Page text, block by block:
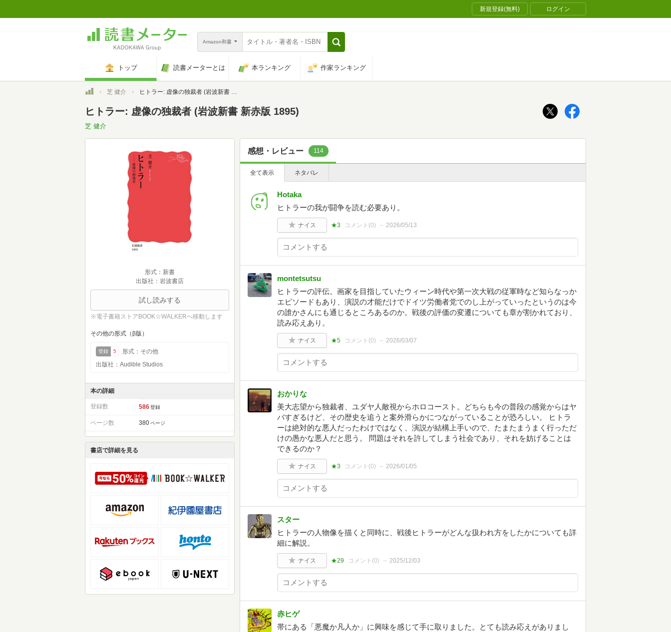
新規登録(無料) ログイン
Amazon和書
トップ 読書メーターとは 本ランキング 作家ランキング
トップ芝 健介 ヒトラー: 虚像の独裁者 (岩波新書 新赤版 1895)
ヒトラー: 虚像の独裁者 (岩波新書 新赤版 1895)
芝 健介
形式：新書
出版社：岩波書店
試し読みする
※電子書籍ストアBOOK☆WALKERへ移動します
その他の形式（β版）
登録 5
形式：その他
出版社：Audible Studios
本の詳細
登録数 586 登録
ページ数 380 ページ
書店で詳細を見る
感想・レビュー 114
全て表示 ネタバレ
Hotaka
ヒトラーの我が闘争を読む必要あり。
ナイス ★3 コメント(0) 2026/05/13
montetsutsu
ヒトラーの評伝。画家を目指していたウィーン時代や第一次大戦の従軍時など知らなっか
エピソードもあり、演説の才能だけでドイツ労働者党でのし上がっていったというのは今
の誰かさんにも通じるところあるのか。戦後の評価の変遷についても章が割かれており、
読み応えあり。
ナイス ★5 コメント(0) 2026/03/07
おかりな
美大志望から独裁者、ユダヤ人敵視からホロコースト。どちらも今の普段の感覚からはヤ
バすぎるけど、その歴史を追うと案外滑らかにつながっていることが恐ろしい。 ヒトラ
ーは絶対的な悪人だったわけではなく、演説が結構上手いので、たまたまうまく行っただ
けの愚かな悪人だと思う。 問題はそれを許してしまう社会であり、それを妨げることは
できるのか？
ナイス ★3 コメント(0) 2026/01/05
スター
ヒトラーの人物像を描くと同時に、戦後ヒトラーがどんな扱われ方をしたかについても詳
細に解説。
ナイス ★29 コメント(0) 2025/12/03
赤ヒゲ
帯にある「悪魔か凡人か」に興味を感じて手に取りました。とても読み応えがありまし